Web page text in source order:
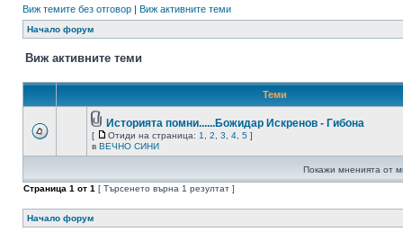
Виж темите без отговор | Виж активните теми
Начало форум
Виж активните теми
Теми
Историята помни......Божидар Искренов - Гибона
[ Отиди на страница: 1 2 3 4 5 ]
в ВЕЧНО СИНИ
Покажи мненията от
Страница 1 от 1 [ Търсенето върна 1 резултат ]
Начало форум